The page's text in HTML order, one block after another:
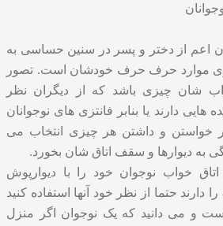
اعم از دختر و پسر در سنین حساسی به
موارد حرف حرف خودشان است. تصور
شان چیزی باشد که از دیگران نظر
هایی دارند یا بنابر فانتزی های نوجوانان
در خواستن و داشتن هر چیزی انتخاب می
به دیوارها و سقف اتاق شان بخورد.
اتاق خواب نوجوان خود را با دیوارپوش
را دارند حتما از نظر خود آنها استفاده کنید
و می دانید که یک نوجوان اگر منزل